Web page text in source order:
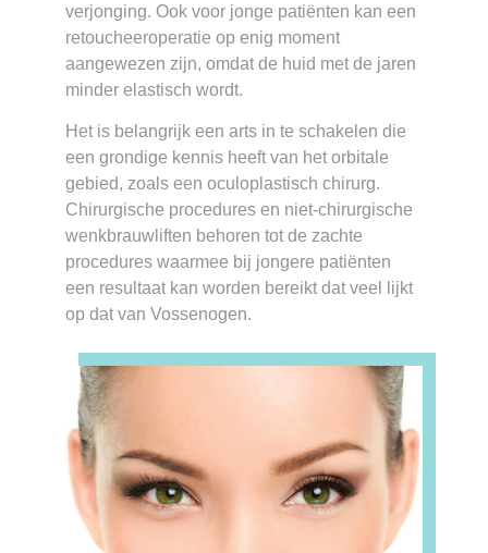
verjonging. Ook voor jonge patiënten kan een
retoucheeroperatie op enig moment
aangewezen zijn, omdat de huid met de jaren
minder elastisch wordt.
Het is belangrijk een arts in te schakelen die
een grondige kennis heeft van het orbitale
gebied, zoals een oculoplastisch chirurg.
Chirurgische procedures en niet-chirurgische
wenkbrauwliften behoren tot de zachte
procedures waarmee bij jongere patiënten
een resultaat kan worden bereikt dat veel lijkt
op dat van Vossenogen.